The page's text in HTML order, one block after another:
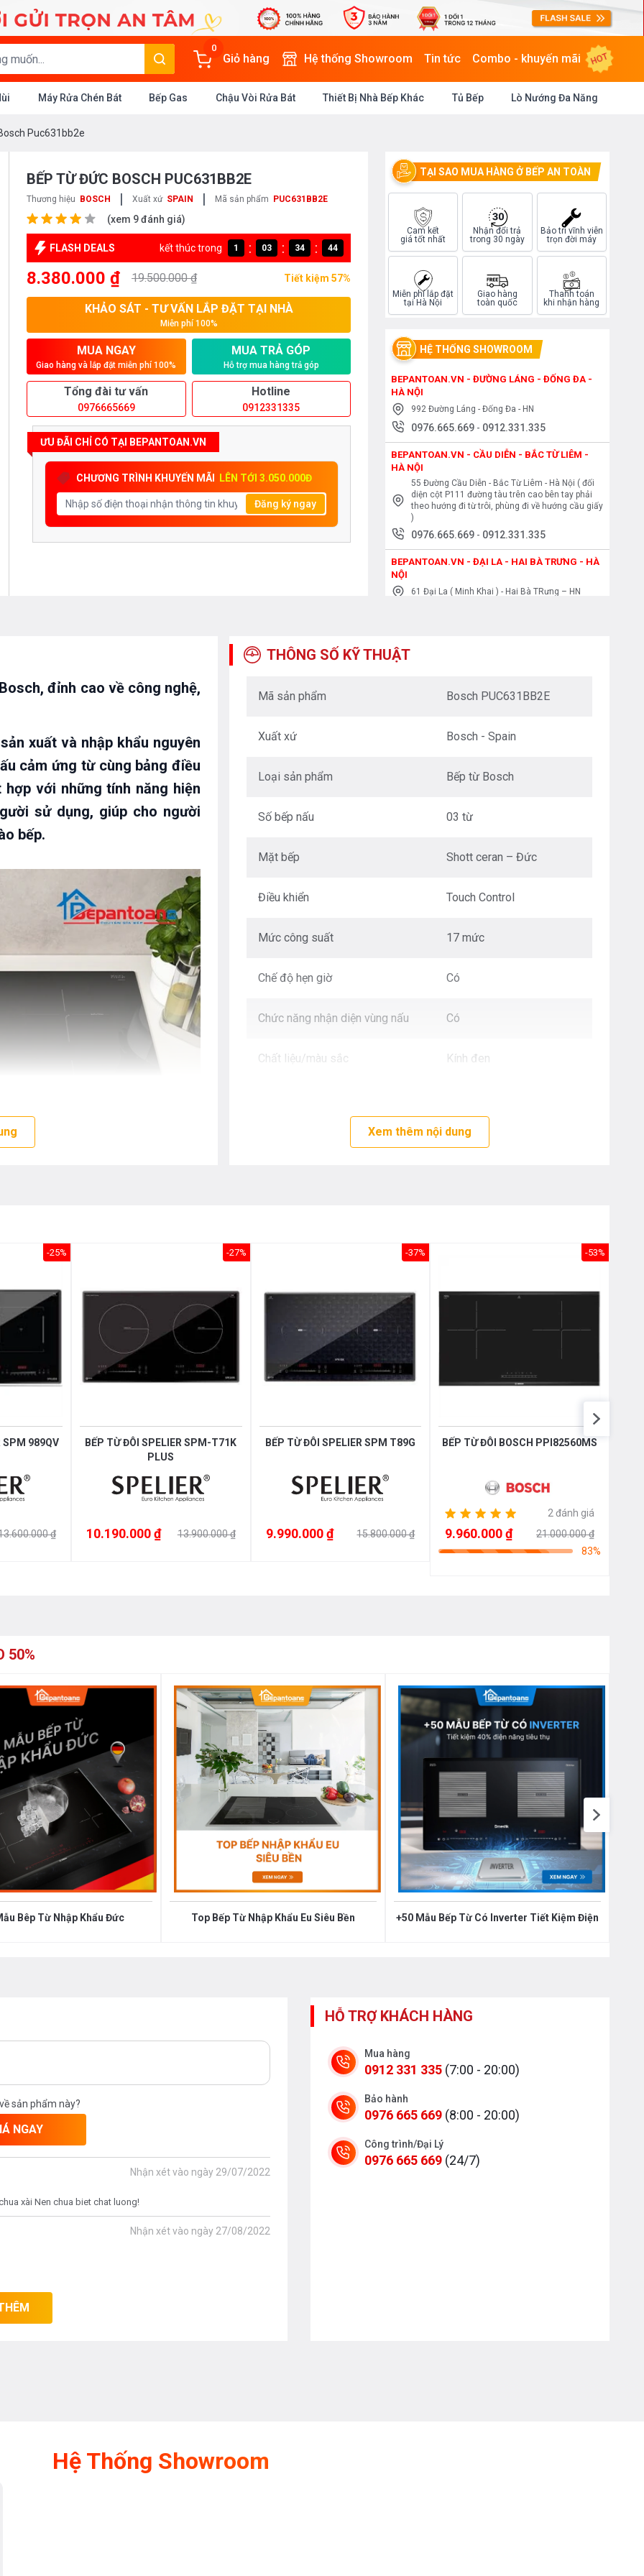
0
Giỏ hàng Hệ thống Showroom Tin tức Combo - khuyến mãi HOT
Máy Rửa Chén Bát Bếp Gas Chậu Vòi Rửa Bát Thiết Bị Nhà Bếp Khác Tủ Bếp Lò Nướng Đa Năng
Puc631bb2e
BẾP TỪ ĐỨC BOSCH PUC631BB2E
Thương hiệu BOSCH | Xuất xứ SPAIN | Mã sản phẩm PUC631BB2E
(xem 9 đánh giá)
FLASH DEALS kết thúc trong 1 : 03 : 34 : 43
8.380.000 ₫ 19.500.000 ₫ Tiết kiệm 57%
KHẢO SÁT - TƯ VẤN LẮP ĐẶT TẠI NHÀ
Miễn phí 100%
MUA NGAY
Giao hàng và lắp đặt miễn phí 100%
MUA TRẢ GÓP
Hỗ trợ mua hàng trả góp
Tổng đài tư vấn
0976665669
Hotline
0912331335
ƯU ĐÃI CHỈ CÓ TẠI BEPANTOAN.VN
CHƯƠNG TRÌNH KHUYẾN MÃI LÊN TỚI 3.050.000Đ
Đăng ký ngay
TẠI SAO MUA HÀNG Ở BẾP AN TOÀN
Cam kết
giá tốt nhất
Nhận đổi trả
trong 30 ngày
Bảo trì vĩnh viễn
trọn đời máy
Miễn phí lắp đặt
tại Hà Nội
Giao hàng
toàn quốc
Thanh toán
khi nhận hàng
HỆ THỐNG SHOWROOM
BEPANTOAN.VN - ĐƯỜNG LÁNG - ĐỐNG ĐA -
HÀ NỘI
992 Đường Láng - Đống Đa - HN
0976.665.669 - 0912.331.335
BEPANTOAN.VN - CẦU DIỄN - BẮC TỪ LIÊM -
HÀ NỘI
55 Đường Cầu Diễn - Bắc Từ Liêm - Hà Nội ( đối
diện cột P111 đường tàu trên cao bên tay phải
theo hướng đi từ trôi, phùng đi về hướng cầu giấy
)
0976.665.669 - 0912.331.335
BEPANTOAN.VN - ĐẠI LA - HAI BÀ TRƯNG - HÀ
NỘI
61 Đại La ( Minh Khai ) - Hai Bà TRưng – HN
XUÂN - HÀ NỘI
Căn 08 - TT1.4 Khu Dự Án Calyx Residence
0976.665.669 0912.331.335
BIÊN - HÀ NỘI
BẾP AN TOÀN SÓC SƠN
đỉnh cao về công nghệ,
xuất và nhập khẩu nguyên
cảm ứng từ cùng bảng điều
với những tính năng hiện
sử dụng, giúp cho người
bếp.
tính năng thông minh
4
kính Schott Ceran đình đám đến từ
THÔNG SỐ KỸ THUẬT
Mã sản phẩm Bosch PUC631BB2E
Xuất xứ Bosch - Spain
Loại sản phẩm Bếp từ Bosch
Số bếp nấu 03 từ
Mặt bếp Shott ceran – Đức
Điều khiển Touch Control
Mức công suất 17 mức
Chế độ hẹn giờ Có
Chức năng nhận diện vùng nấu Có
Chất liệu/màu sắc Kính đen
10 kg
Bảo Hành 12 tháng
Xem thêm nội dung
-25%
SPM 989QV
₫
-27%
BẾP TỪ ĐÔI SPELIER SPM-T71K
PLUS
10.190.000 ₫ 13.900.000 ₫
-37%
BẾP TỪ ĐÔI SPELIER SPM T89G
9.990.000 ₫ 15.800.000 ₫
-53%
BẾP TỪ ĐÔI BOSCH PPI82560MS
2 đánh giá
9.960.000 ₫
21.000.000 ₫
83%
50%
Bêp Từ Nhập Khẩu Đức Top Bếp Từ Nhập Khẩu Eu Siêu Bền +50 Mẫu Bếp Từ Có Inverter Tiết Kiệm Điện
sản phẩm này?
NGAY
Nhận xét vào ngày 29/07/2022
xài Nen chua biet chat luong!
Nhận xét vào ngày 27/08/2022
HỖ TRỢ KHÁCH HÀNG
Mua hàng
0912 331 335 (7:00 - 20:00)
Bảo hành
0976 665 669 (8:00 - 20:00)
Công trình/Đại Lý
0976 665 669 (24/7)
Hệ Thống Showroom